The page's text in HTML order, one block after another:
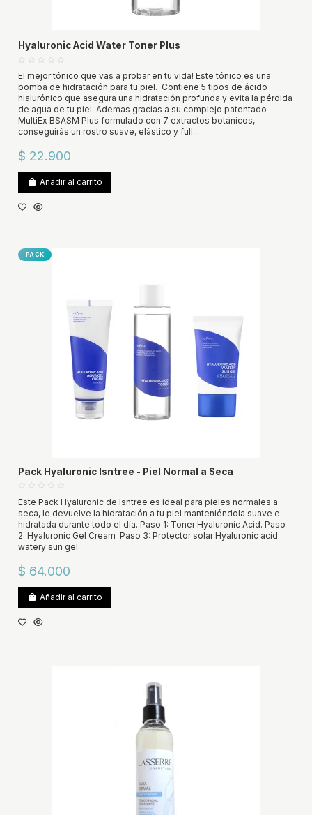
Hyaluronic Acid Water Toner Plus
El mejor tónico que vas a probar en tu vida! Este tónico es una
bomba de hidratación para tu piel. Contiene 5 tipos de ácido
hialurónico que asegura una hidratación profunda y evita la pérdida
de agua de tu piel. Ademas gracias a su complejo patentado
MultiEx BSASM Plus formulado con 7 extractos botánicos,
conseguirás un rostro suave, elástico y full...
$ 22.900
Añadir al carrito
PACK
Pack Hyaluronic Isntree - Piel Normal a Seca
Este Pack Hyaluronic de Isntree es ideal para pieles normales a
seca, le devuelve la hidratación a tu piel manteniéndola suave e
hidratada durante todo el día. Paso 1: Toner Hyaluronic Acid. Paso
2: Hyaluronic Gel Cream Paso 3: Protector solar Hyaluronic acid
watery sun gel
$ 64.000
Añadir al carrito